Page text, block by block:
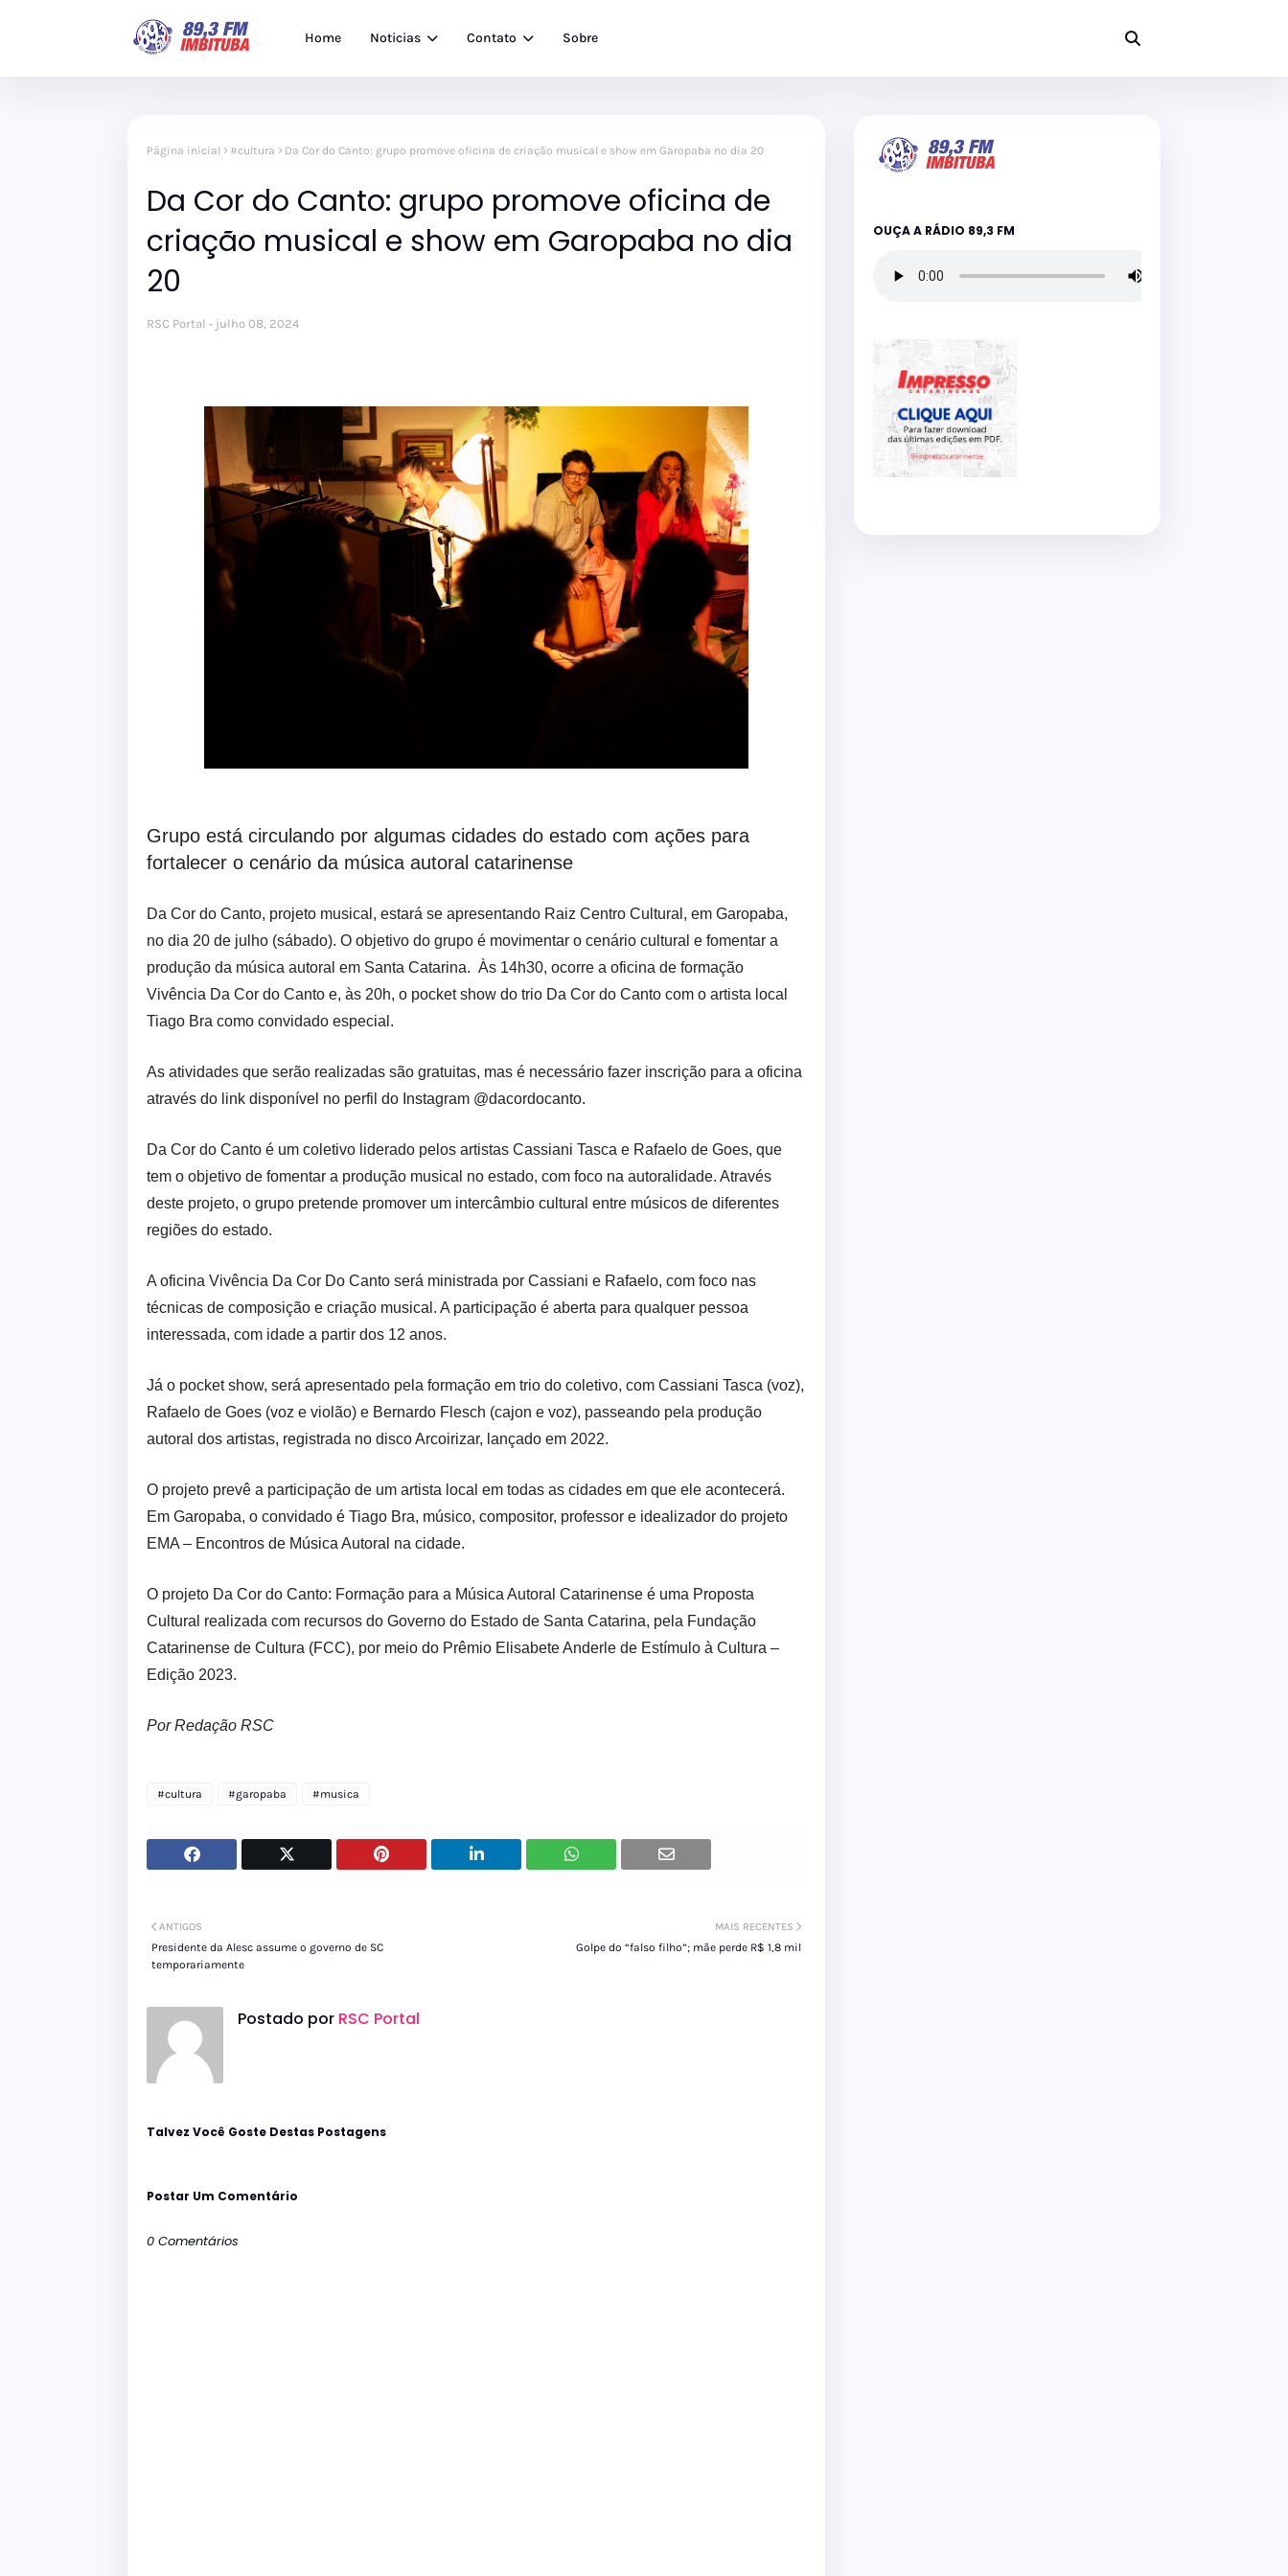
Home Noticias Contato Sobre
Página inicial #cultura Da Cor do Canto: grupo promove oficina de criação musical e show em Garopaba no dia 20
Da Cor do Canto: grupo promove oficina de
criação musical e show em Garopaba no dia
20
RSC Portal julho 08, 2024
Grupo está circulando por algumas cidades do estado com ações para
fortalecer o cenário da música autoral catarinense
Da Cor do Canto, projeto musical, estará se apresentando Raiz Centro Cultural, em Garopaba,
no dia 20 de julho (sábado). O objetivo do grupo é movimentar o cenário cultural e fomentar a
produção da música autoral em Santa Catarina. Às 14h30, ocorre a oficina de formação
Vivência Da Cor do Canto e, às 20h, o pocket show do trio Da Cor do Canto com o artista local
Tiago Bra como convidado especial.
As atividades que serão realizadas são gratuitas, mas é necessário fazer inscrição para a oficina
através do link disponível no perfil do Instagram @dacordocanto.
Da Cor do Canto é um coletivo liderado pelos artistas Cassiani Tasca e Rafaelo de Goes, que
tem o objetivo de fomentar a produção musical no estado, com foco na autoralidade. Através
deste projeto, o grupo pretende promover um intercâmbio cultural entre músicos de diferentes
regiões do estado.
A oficina Vivência Da Cor Do Canto será ministrada por Cassiani e Rafaelo, com foco nas
técnicas de composição e criação musical. A participação é aberta para qualquer pessoa
interessada, com idade a partir dos 12 anos.
Já o pocket show, será apresentado pela formação em trio do coletivo, com Cassiani Tasca (voz),
Rafaelo de Goes (voz e violão) e Bernardo Flesch (cajon e voz), passeando pela produção
autoral dos artistas, registrada no disco Arcoirizar, lançado em 2022.
O projeto prevê a participação de um artista local em todas as cidades em que ele acontecerá.
Em Garopaba, o convidado é Tiago Bra, músico, compositor, professor e idealizador do projeto
EMA – Encontros de Música Autoral na cidade.
O projeto Da Cor do Canto: Formação para a Música Autoral Catarinense é uma Proposta
Cultural realizada com recursos do Governo do Estado de Santa Catarina, pela Fundação
Catarinense de Cultura (FCC), por meio do Prêmio Elisabete Anderle de Estímulo à Cultura –
Edição 2023.
Por Redação RSC
#cultura #garopaba #musica
MAIS RECENTES
Golpe do “falso filho”; mãe perde R$ 1,8 mil
ANTIGOS
Presidente da Alesc assume o governo de SC
temporariamente
Postado por RSC Portal
Talvez Você Goste Destas Postagens
Postar Um Comentário
0 Comentários
OUÇA A RÁDIO 89,3 FM